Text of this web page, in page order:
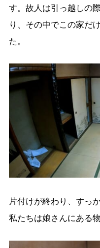
す。故人は引っ越しの
り、その中でこの家だ
た。
片付けが終わり、すっ
私たちは娘さんにある